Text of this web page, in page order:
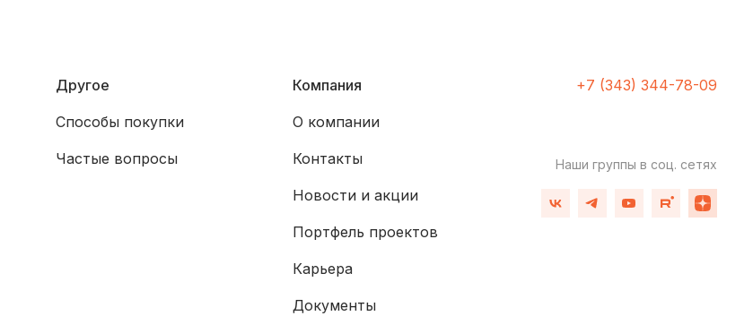
Другое
Способы покупки
Частые вопросы
Компания
О компании
Контакты
Новости и акции
Портфель проектов
Карьера
Документы
+7 (343) 344-78-09
Наши группы в соц. сетях